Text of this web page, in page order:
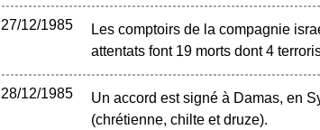
27/12/1985
Les comptoirs de la compagnie
attentats font 19 morts dont 4
28/12/1985
Un accord est signé à Damas, en
(chrétienne, chilte et druze).